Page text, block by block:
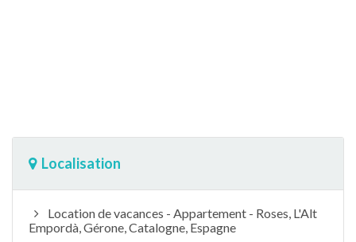
Localisation
Location de vacances - Appartement - Roses, L'Alt
Empordà, Gérone, Catalogne, Espagne